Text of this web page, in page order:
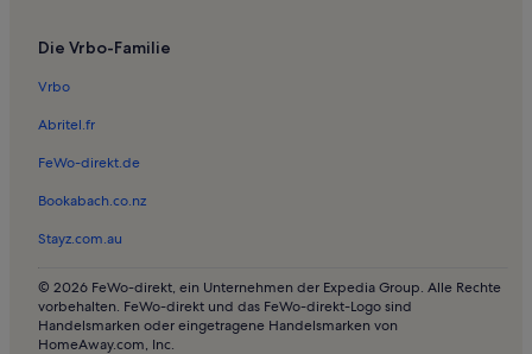
Ferienwohnungen in Meran
Ferienwohnungen in Trostburg
Ferienwohnungen in Lengstein
Ferienwohnungen in Oberinn
Ferienwohnungen in Kloster Säben
Ferienwohnungen in Holy Cross of Latzfons
Ferienwohnungen in Touristeninformation Sarntal
Ferienwohnungen in Sessellift Oberkirn-Grube
Ferienwohnungen in Erdpyramiden am Ritten
Die Vrbo-Familie
Vrbo
Abritel.fr
FeWo-direkt.de
Bookabach.co.nz
Stayz.com.au
© 2026 FeWo-direkt, ein Unternehmen der Expedia Group. Alle Rechte
vorbehalten. FeWo-direkt und das FeWo-direkt-Logo sind
Handelsmarken oder eingetragene Handelsmarken von
HomeAway.com, Inc.